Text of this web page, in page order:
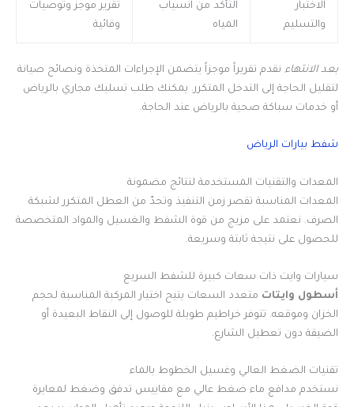
الاختبار
والتسليم
التأكد من انسياب
المياه
تقرير موجز وتوصيات
وقائية
بعد الانتهاء نقدم تقريراً موجزاً يتضمن الإجراءات المتخذة ونصائح صيانة
لتقليل الحاجة إلى التدخل المتكرر. يمكنك طلب تسليك مجاري بالرياض
أو خدمات سباكة صحية بالرياض عند الحاجة.
شفط بيارات الرياض
المعدات والتقنيات المستخدمة لنتائج مضمونة
المعدات المناسبة تقصر زمن التنفيذ وتحدّ من العطل المتكرر لشبكة
الصرف. نعتمد على مزيج من قوة الشفط والغسيل والمواد المتخصصة
للحصول على نتيجة ثابتة وسريعة.
سيارات وايت ذات سعات كبيرة للشفط السريع
أسطول وايتات متعدد السعات يتيح اختيار المركبة المناسبة لحجم
الخزان وموقعه. تتوفر خراطيم طويلة للوصول إلى النقاط البعيدة أو
الضيقة دون تعطيل الشارع.
تقنيات الضغط العالي وغسيل الخطوط بالماء
نستخدم مدافع ماء ضغط عالي مع مقاييس تدفق وضغط لمعايرة